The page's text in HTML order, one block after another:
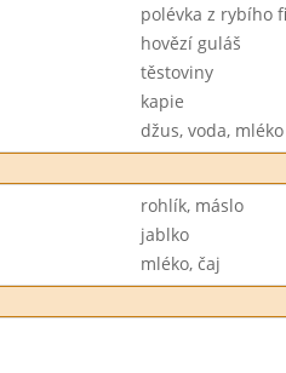
polévka z rybího
hovězí guláš
těstoviny
kapie
džus, voda, mléko
rohlík, máslo
jablko
mléko, čaj